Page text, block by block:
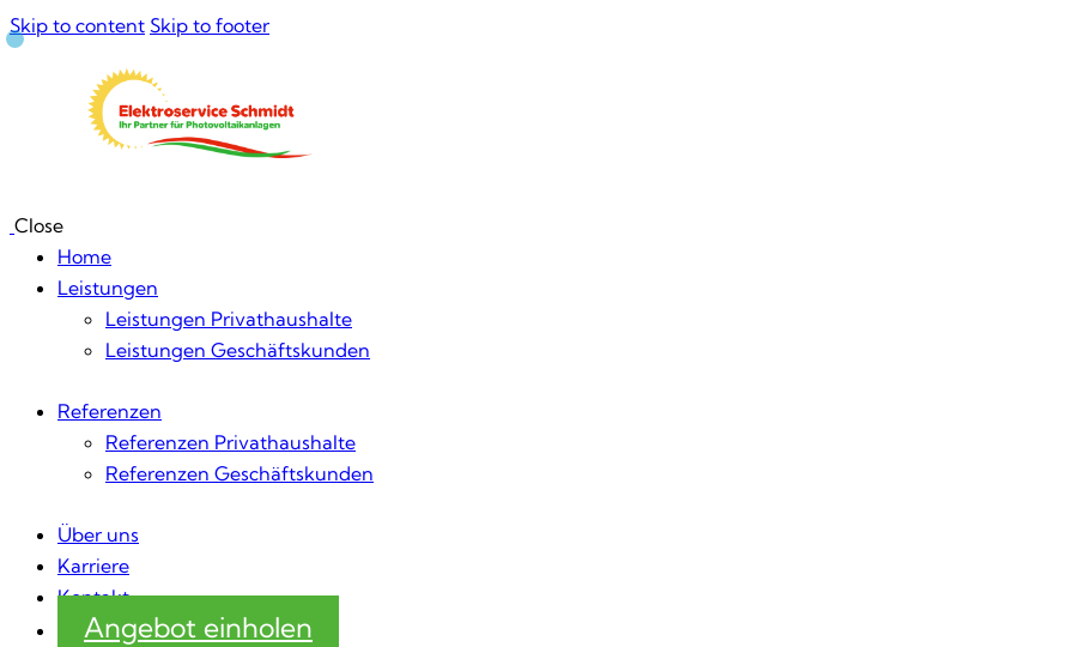
Skip to content Skip to footer
Close
Home
Leistungen
Leistungen Privathaushalte
Leistungen Geschäftskunden
Referenzen
Referenzen Privathaushalte
Referenzen Geschäftskunden
Über uns
Karriere
Kontakt
Angebot einholen